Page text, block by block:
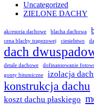
Uncategorized
ZIELONE DACHY
akcesoria dachowe blacha dachowa
cena blachy trapezowej
ciesielstwo
dach
detale dachowe
dofinansowanie
gonty bitumiczne izolacja
konstrukcja dachu
koszt dachu płaskiego